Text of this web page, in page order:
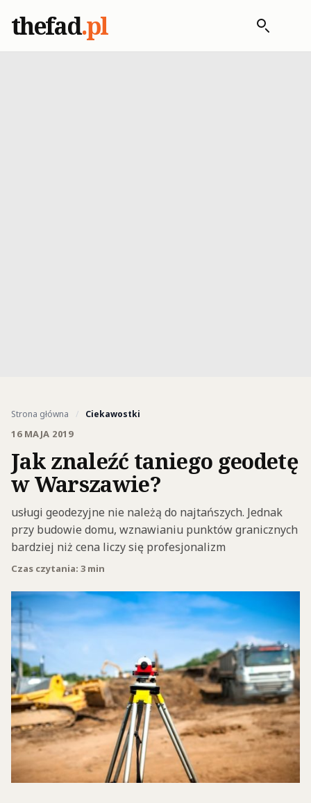
thefad.pl
Strona główna / Ciekawostki
16 MAJA 2019
Jak znaleźć taniego geodetę
w Warszawie?
usługi geodezyjne nie należą do najtańszych. Jednak
przy budowie domu, wznawianiu punktów granicznych
bardziej niż cena liczy się profesjonalizm
Czas czytania: 3 min